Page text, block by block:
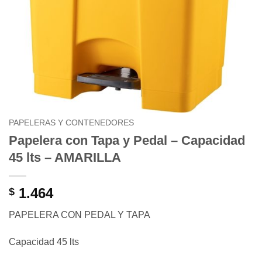
PAPELERAS Y CONTENEDORES
Papelera con Tapa y Pedal – Capacidad
45 lts – AMARILLA
$ 1.464
PAPELERA CON PEDAL Y TAPA
Capacidad 45 lts